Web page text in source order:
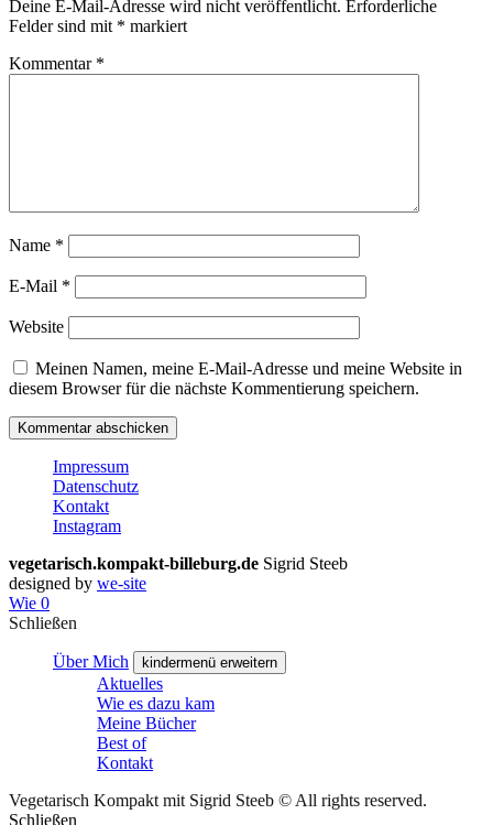
Deine E-Mail-Adresse wird nicht veröffentlicht. Erforderliche
Felder sind mit * markiert
Kommentar *
Name *
E-Mail *
Website
Meinen Namen, meine E-Mail-Adresse und meine Website in
diesem Browser für die nächste Kommentierung speichern.
Impressum
Datenschutz
Kontakt
Instagram
vegetarisch.kompakt-billeburg.de Sigrid Steeb
designed by we-site
Wie 0
Schließen
Über Mich kindermenü erweitern
Aktuelles
Wie es dazu kam
Meine Bücher
Best of
Kontakt
Vegetarisch Kompakt mit Sigrid Steeb © All rights reserved.
Schließen